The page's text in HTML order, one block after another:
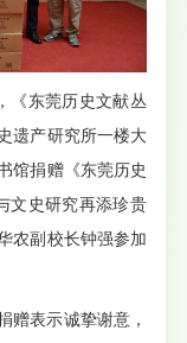
《东莞历史文献丛
遗产研究所一楼大
馆捐赠《东莞历史
文史研究再添珍贵
农副校长钟强参加
赠表示诚挚谢意，